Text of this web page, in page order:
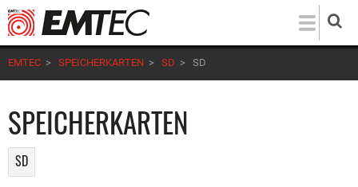
Direkt
zum
Inhalt
EMTEC > SPEICHERKARTEN > SD > SD
SPEICHERKARTEN
SD